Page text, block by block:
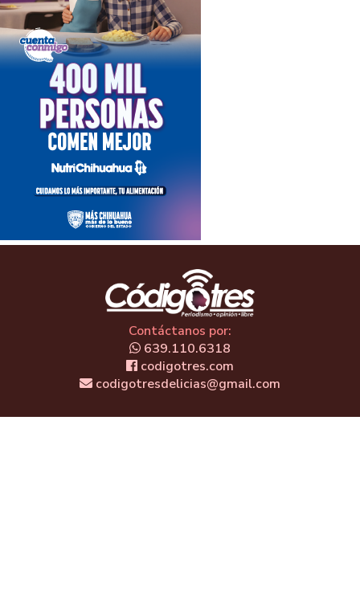
Contáctanos por:
639.110.6318
codigotres.com
codigotresdelicias@gmail.com